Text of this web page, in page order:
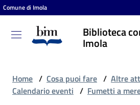
Vai al contenuto
Vai alla navigazione
Vai al footer
Comune di Imola
Biblioteca
Imola
Biblioteca
comunale
Home / Cosa puoi fare / Altre
Calendario eventi / Fumetti a